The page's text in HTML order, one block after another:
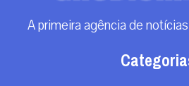
A primeira agência de